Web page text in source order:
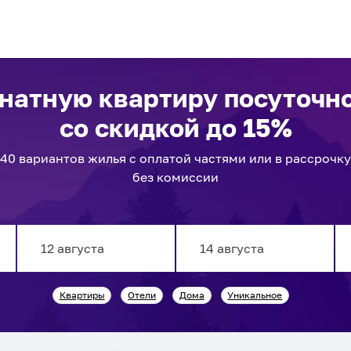
квартиру
со скидкой до 15%
40 вариантов жилья с оплатой частями или в рассрочку
без комиссии
forward
interact
backward
interact
Квартиры Отели Дома Уникальное